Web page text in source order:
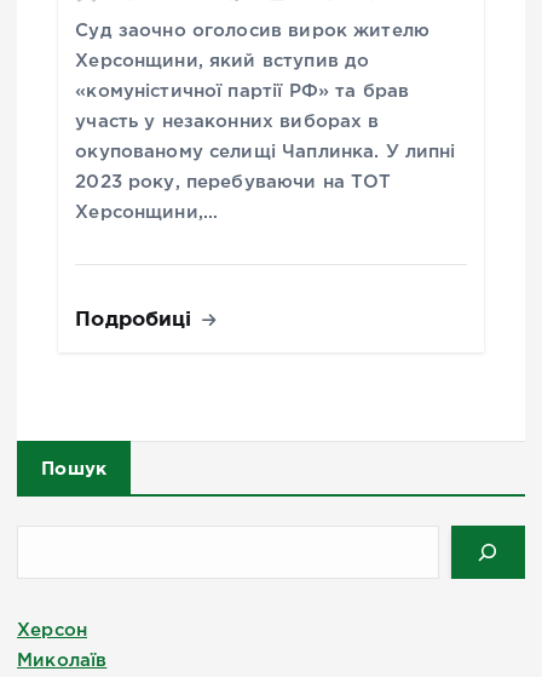
Суд заочно оголосив вирок жителю
Херсонщини, який вступив до
«комуністичної партії РФ» та брав
участь у незаконних виборах в
окупованому селищі Чаплинка. У липні
2023 року, перебуваючи на ТОТ
Херсонщини,…
Подробиці
Пошук
Херсон
Миколаїв